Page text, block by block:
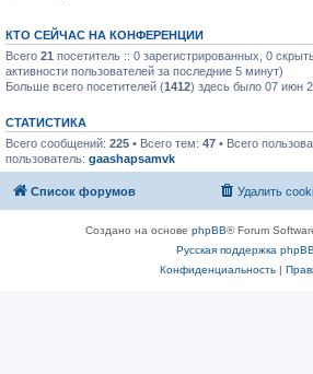
КТО СЕЙЧАС НА КОНФЕРЕНЦИИ
Всего 21 посетитель :: 0 зарегистрированных, 0
активности пользователей за последние 5 минут)
Больше всего посетителей (1412) здесь было 07 июн
СТАТИСТИКА
Всего сообщений: 225 • Всего тем: 47 • Всего
пользователь: gaashapsamvk
Список форумов Удалить
Создано на основе phpBB® Forum
Русская поддержка phpBB
Конфиденциальность|